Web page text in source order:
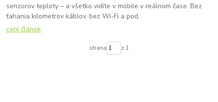
senzorov teploty – a všetko vidíte v mobile v reálnom čase. Bez
ťahania kilometrov káblov, bez Wi-Fi a pod.
celý článok
strana z 1